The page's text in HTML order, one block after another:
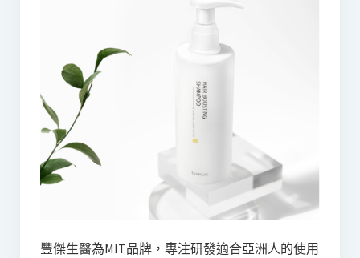
豐傑生醫為MIT品牌，專注研發適合亞洲人的使用